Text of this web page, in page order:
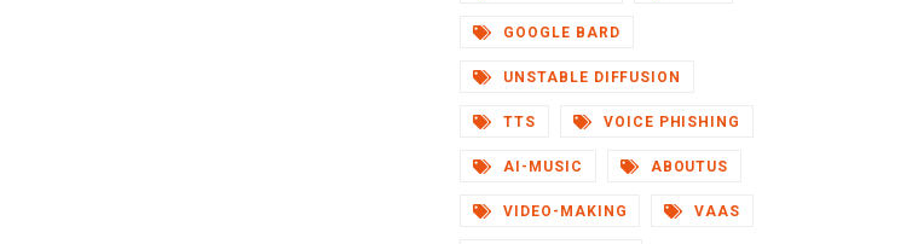
GOOGLE BARD
UNSTABLE DIFFUSION
TTS VOICE PHISHING
AI-MUSIC ABOUTUS
VIDEO-MAKING VAAS